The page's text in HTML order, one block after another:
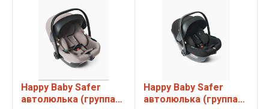
Happy Baby Safer
автолюлька (группа
Happy Baby Safer
автолюлька (группа